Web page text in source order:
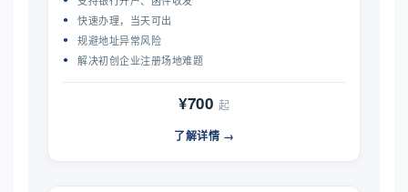
快速办理，当天可出
规避地址异常风险
解决初创企业注册场地难题
¥700 起
了解详情 →